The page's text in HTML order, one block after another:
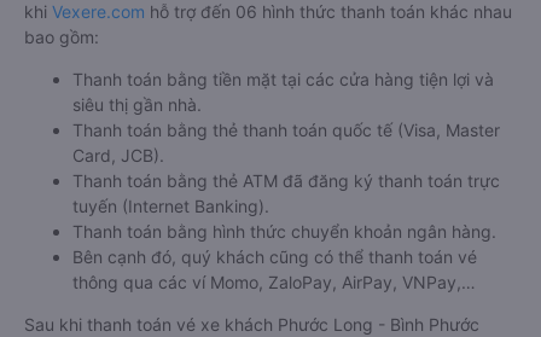
khi Vexere.com hỗ trợ đến 06 hình thức thanh toán khác nhau
bao gồm:
Thanh toán bằng tiền mặt tại các cửa hàng tiện lợi và
siêu thị gần nhà.
Thanh toán bằng thẻ thanh toán quốc tế (Visa, Master
Card, JCB).
Thanh toán bằng thẻ ATM đã đăng ký thanh toán trực
tuyến (Internet Banking).
Thanh toán bằng hình thức chuyển khoản ngân hàng.
Bên cạnh đó, quý khách cũng có thể thanh toán vé
thông qua các ví Momo, ZaloPay, AirPay, VNPay,…
Sau khi thanh toán vé xe khách Phước Long - Bình Phước